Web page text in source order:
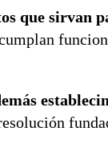
que sirvan